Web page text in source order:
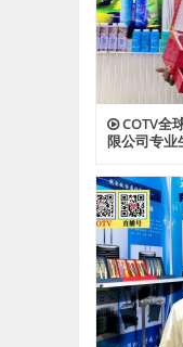
COTV全
限公司专业
蜂蜜胶原系
品，源头工